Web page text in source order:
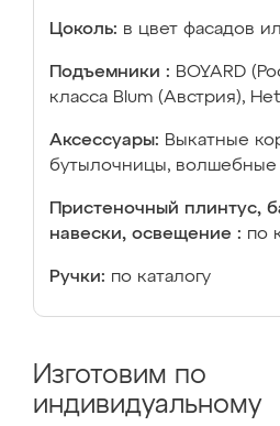
Цоколь: в цвет фасадов
Подъемники : BOYARD
класса Blum (Австрия),
Аксессуары: Выкатные
бутылочницы, волшебные
Пристеночный плинтус,
навески, освещение : по
Ручки: по каталогу
Изготовим по
индивидуальному